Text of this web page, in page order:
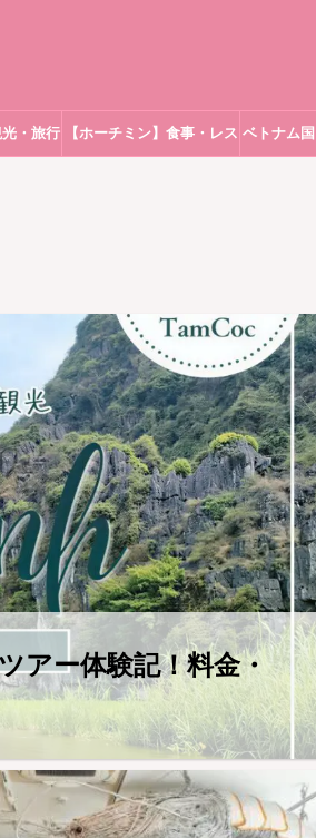
光・旅行 【ホーチミン】食事・レス ベトナム
アー体験記！料金・